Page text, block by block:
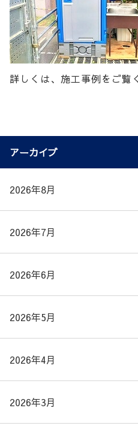
詳しくは、施工事例をご覧
アーカイブ
2026年8月
2026年7月
2026年6月
2026年5月
2026年4月
2026年3月